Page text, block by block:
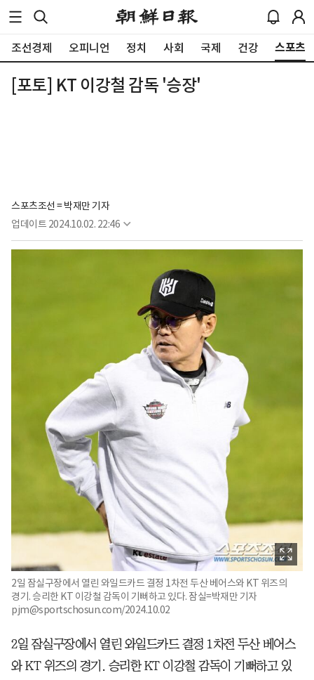
조선경제 오피니언 정치 사회 국제 건강 스포츠
[포토] KT 이강철 감독 '승장'
스포츠조선 = 박재만 기자
업데이트 2024.10.02. 22:46
2일 잠실구장에서 열린 와일드카드 결정 1차전 두산 베어스와 KT 위즈의
경기. 승리한 KT 이강철 감독이 기뻐하고 있다. 잠실=박재만 기자
pjm@sportschosun.com/2024.10.02
2일 잠실구장에서 열린 와일드카드 결정 1차전 두산 베어스
와 KT 위즈의 경기. 승리한 KT 이강철 감독이 기뻐하고 있